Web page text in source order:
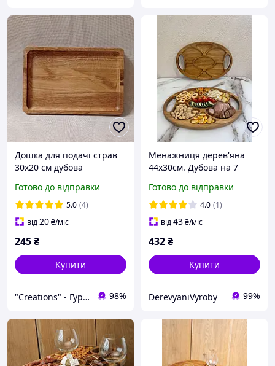
Дошка для подачі страв
30х20 см дубова
Готово до відправки
5.0 (4)
від20₴/міс
245₴
Купити
"Creations" - Гуртово-роздрібний інтернет-магазин креативних виробів 98%
Менажниця дерев'яна
44х30см. Дубова на 7
Готово до відправки
4.0 (1)
від43₴/міс
432₴
Купити
DerevyaniVyroby 99%